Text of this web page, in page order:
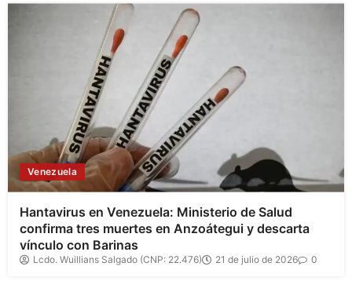
Venezuela
Hantavirus en Venezuela: Ministerio de Salud
confirma tres muertes en Anzoátegui y descarta
vínculo con Barinas
Lcdo. Wuillians Salgado (CNP: 22.476) 21 de julio de 2026 0